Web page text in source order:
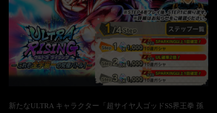
新たなULTRA キャラクター「超サイヤ人ゴッドSS界王拳 孫